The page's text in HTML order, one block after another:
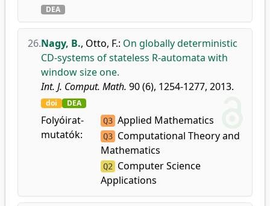
DEA
26.Nagy, B., Otto, F.: On globally deterministic
CD-systems of stateless R-automata with
window size one.
Int. J. Comput. Math. 90 (6), 1254-1277, 2013.
doi DEA
Folyóirat-
mutatók:
Q3 Applied Mathematics
Q3 Computational Theory and
Mathematics
Q2 Computer Science
Applications